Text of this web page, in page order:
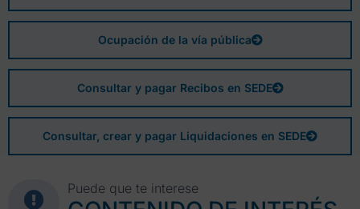
Ocupación de la vía pública
Consultar y pagar Recibos en SEDE
Consultar, crear y pagar Liquidaciones en SEDE
Puede que te interese